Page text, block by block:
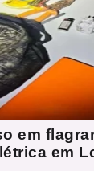
em
em